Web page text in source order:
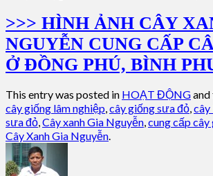
>>> HÌNH ẢNH CÂY
NGUYỄN CUNG CẤP
Ở ĐỒNG PHÚ, BÌNH
This entry was posted in HOẠT ĐỘNG
cây giống lâm nghiệp,cây giống sưa đỏ,cây
sưa đỏ,Cây xanh Gia Nguyễn,cung cấp cây
Cây Xanh Gia Nguyễn.